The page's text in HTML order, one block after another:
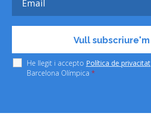
He llegit i accepto Política de privacitat
Barcelona Olímpica *